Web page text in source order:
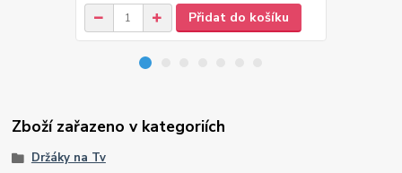
Přidat do košíku
Zboží zařazeno v kategoriích
Držáky na Tv